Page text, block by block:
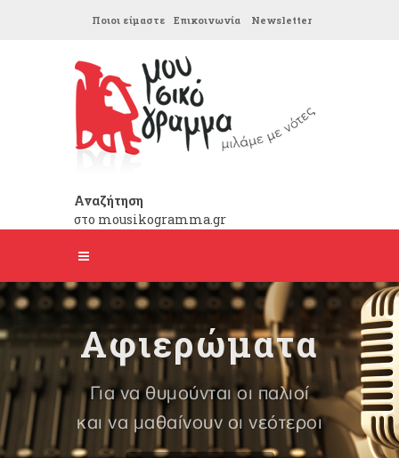
Ποιοι είμαστε Επικοινωνία Newsletter
Αναζήτηση
στο mousikogramma.gr
Αφιερώματα
Για να θυμούνται οι παλιοί
και να μαθαίνουν οι νεότεροι